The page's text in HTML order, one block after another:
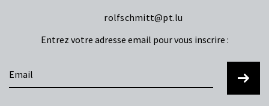
rolfschmitt@pt.lu
Entrez votre adresse email pour vous inscrire :